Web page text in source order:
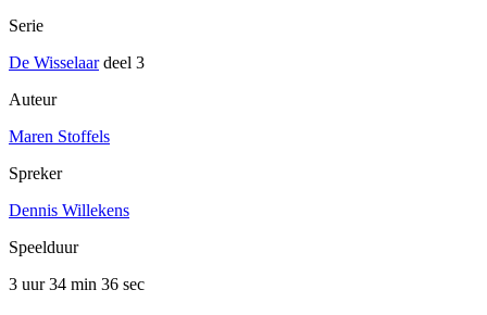
Serie
De Wisselaardeel 3
Auteur
Maren Stoffels
Spreker
Dennis Willekens
Speelduur
3 uur 34 min 36 sec